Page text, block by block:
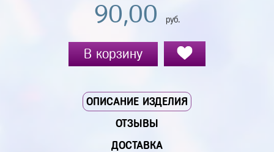
90,00 руб.
В корзину
ОПИСАНИЕ ИЗДЕЛИЯ
ОТЗЫВЫ
ДОСТАВКА